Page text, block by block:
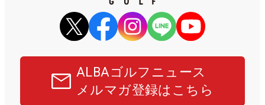
ALBAゴルフニュース
メルマガ登録はこちら